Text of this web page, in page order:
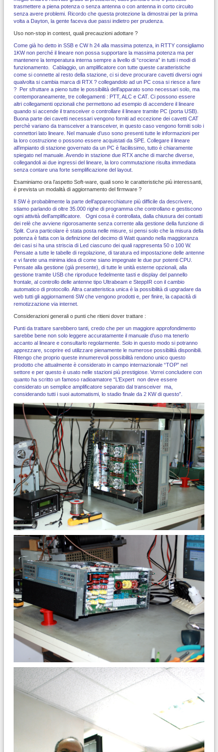
trasmettere a piena potenza o senza antenna o con antenna in corto circuito
senza avere problemi. Ricordo che questa protezione la dimostrai per la prima
volta a Dayton, la gente faceva due passi indietro per prudenza.
Uso non-stop in contest, quali precauzioni adottare ?
Come già ho detto in SSB e CW h 24 alla massima potenza, in RTTY consigliamo
1KW non perché il lineare non possa supportare la massima potenza ma per
mantenere la temperatura interna sempre a livello di “crociera” in tutti i modi di
funzionamento. Cablaggio, un amplificatore con tutte queste caratteristiche
come si connette al resto della stazione, ci si deve procurare cavetti diversi ogni
qualvolta si cambia marca di RTX ? collegandolo ad un PC cosa si riesce a fare
? Per sfruttare a pieno tutte le possibilità dell’apparato sono necessari solo, ma
contemporaneamente, tre collegamenti : PTT, ALC e CAT. Ci possono essere
altri collegamenti opzionali che permettono ad esempio di accendere il lineare
quando si accende il transceiver o controllare il lineare tramite PC (porta USB).
Buona parte dei cavetti necessari vengono forniti ad eccezione dei cavetti CAT
perchè variano da transceiver a transceiver, in questo caso vengono forniti solo i
connettori lato lineare. Nel manuale d’uso sono presenti tutte le informazioni per
la loro costruzione o possono essere acquistati da SPE. Collegare il lineare
all’impianto di stazione governato da un PC è facilissimo, tutto è chiaramente
spiegato nel manuale. Avendo in stazione due RTX anche di marche diverse,
collegandoli ai due ingressi del lineare, la loro commutazione risulta immediata
senza contare una forte semplificazione del layout.
Esaminiamo ora l’aspetto Soft-ware, quali sono le caratteristiche più interessanti,
è prevista un modalità di aggiornamento del firmware ?
Il SW è probabilmente la parte dell’apparecchiature più difficile da descrivere,
stiamo parlando di oltre 35.000 righe di programma che controllano e gestiscono
ogni attività dell’amplificatore. Ogni cosa è controllata, dalla chiusura dei contatti
dei relè che avviene rigorosamente senza corrente alla gestione della funzione di
Split. Cura particolare è stata posta nelle misure, si pensi solo che la misura della
potenza è fatta con la definizione del decimo di Watt quando nella maggioranza
dei casi si ha una striscia di Led ciascuno dei quali rappresenta 50 o 100 W.
Pensate a tutte le tabelle di regolazione, di taratura ed impostazione delle antenne
e vi farete una minima idea di come siano impegnate le due pur potenti CPU.
Pensate alla gestione (già presente), di tutte le unità esterne opzionali, alla
gestione tramite USB che riproduce fedelmente tasti e display del pannello
frontale, al controllo delle antenne tipo Ultrabeam e SteppIR con il cambio
automatico di protocollo. Altra caratteristica unica è la possibilità di upgradare da
web tutti gli aggiornamenti SW che vengono prodotti e, per finire, la capacità di
remotizzazione via internet.
Considerazioni generali o punti che ritieni dover trattare :
Punti da trattare sarebbero tanti, credo che per un maggiore approfondimento
sarebbe bene non solo leggere accuratamente il manuale d’uso ma tenerlo
accanto al lineare e consultarlo regolarmente. Solo in questo modo si potranno
apprezzare, scoprire ed utilizzare pienamente le numerose possibilità disponibili.
Ritengo che proprio queste innumerevoli possibilità rendono unico questo
prodotto che attualmente è considerato in campo internazionale “TOP” nel
settore e per questo è usato nelle stazioni più prestigiose. Vorrei concludere con
quanto ha scritto un famoso radioamatore “L’Expert non deve essere
considerato un semplice amplificatore separato dal transceiver ma,
considerando tutti i suoi automatismi, lo stadio finale da 2 KW di questo”.